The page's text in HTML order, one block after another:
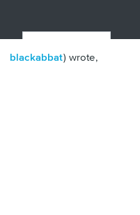
blackabbat) wrote,